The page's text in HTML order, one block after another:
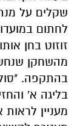
שקלים על
לחתום
זוזוט בחן
מהשחקן
בהתקפה.
בליגה א'
מעניין